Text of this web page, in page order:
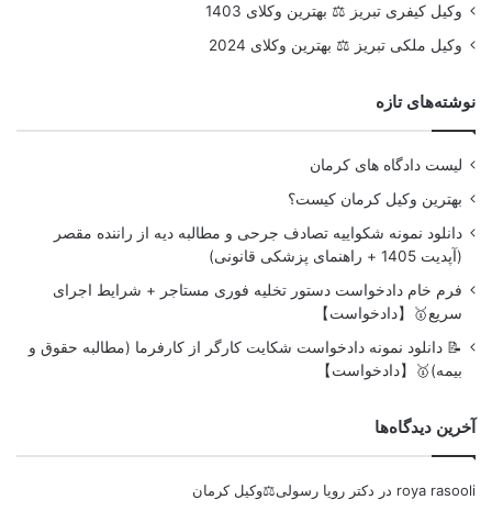
وکیل کیفری تبریز ⚖️ بهترین وکلای 1403
وکیل ملکی تبریز ⚖️ بهترین وکلای 2024
نوشته‌های تازه
لیست دادگاه های کرمان
بهترین وکیل کرمان کیست؟
دانلود نمونه شکواییه تصادف جرحی و مطالبه دیه از راننده مقصر
(آپدیت 1405 + راهنمای پزشکی قانونی)
فرم خام دادخواست دستور تخلیه فوری مستاجر + شرایط اجرای
سریع🥇【دادخواست】
📝 دانلود نمونه دادخواست شکایت کارگر از کارفرما (مطالبه حقوق و
بیمه)🥇【دادخواست】
آخرین دیدگاه‌ها
roya rasooli در دکتر رویا رسولی⚖️وکیل کرمان